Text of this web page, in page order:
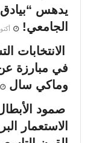
يدهس
الجامعي!
أكتوبر
الانتخابات
في مبارزة
وماكي سال
صمود
الاستعمار